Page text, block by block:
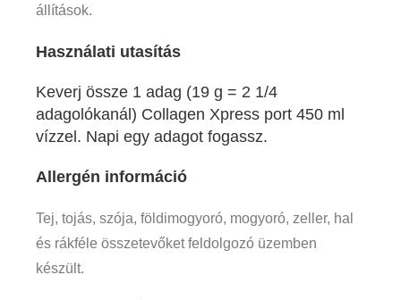
állítások.
Használati utasítás
Keverj össze 1 adag (19 g = 2 1/4
adagolókanál) Collagen Xpress port 450 ml
vízzel. Napi egy adagot fogassz.
Allergén információ
Tej, tojás, szója, földimogyoró, mogyoró, zeller, hal
és rákféle összetevőket feldolgozó üzemben
készült.